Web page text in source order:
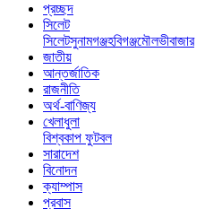
প্রচ্ছদ
সিলেট
সিলেটসুনামগঞ্জহবিগঞ্জমৌলভীবাজার
জাতীয়
আন্তর্জাতিক
রাজনীতি
অর্থ-বাণিজ্য
খেলাধুলা
বিশ্বকাপ ফুটবল
সারাদেশ
বিনোদন
ক্যাম্পাস
প্রবাস